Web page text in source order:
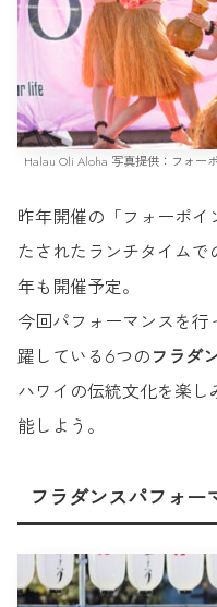
Halau Oli Aloha 写真提供：フォー
昨年開催の「フォーポ
たされたランチタイム
年も開催予定。
今回パフォーマンスを
躍している6つのフラダ
ハワイの伝統文化を楽
能しよう。
フラダンスパフォー